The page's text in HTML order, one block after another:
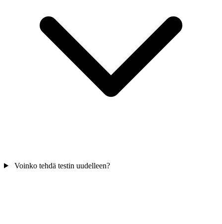
Voinko tehdä testin uudelleen?